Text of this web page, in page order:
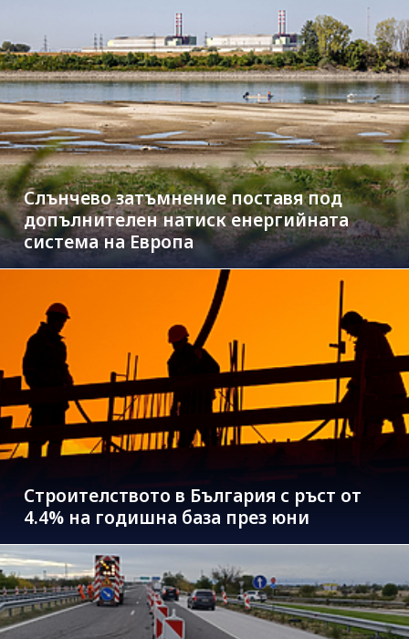
Слънчево затъмнение поставя под
допълнителен натиск енергийната
система на Европа
Строителството в България с ръст от
4.4% на годишна база през юни